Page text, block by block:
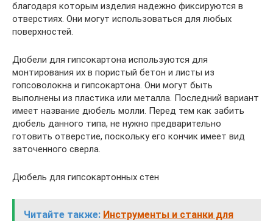
благодаря которым изделия надежно фиксируются в
отверстиях. Они могут использоваться для любых
поверхностей.
Дюбели для гипсокартона используются для
монтирования их в пористый бетон и листы из
гопсоволокна и гипсокартона. Они могут быть
выполнены из пластика или металла. Последний вариант
имеет название дюбель молли. Перед тем как забить
дюбель данного типа, не нужно предварительно
готовить отверстие, поскольку его кончик имеет вид
заточенного сверла.
Дюбель для гипсокартонных стен
Читайте также: Инструменты и станки для